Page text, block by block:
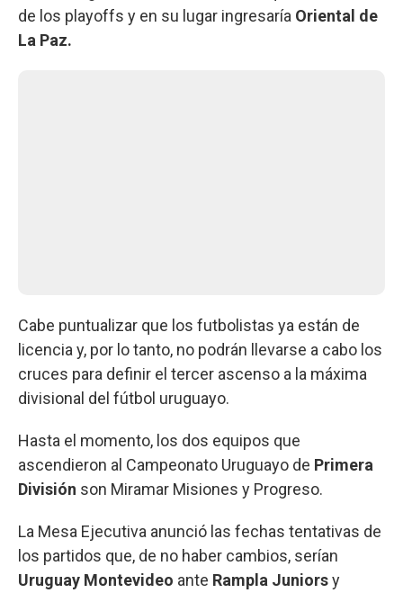
de los playoffs y en su lugar ingresaría Oriental de
La Paz.
Cabe puntualizar que los futbolistas ya están de
licencia y, por lo tanto, no podrán llevarse a cabo los
cruces para definir el tercer ascenso a la máxima
divisional del fútbol uruguayo.
Hasta el momento, los dos equipos que
ascendieron al Campeonato Uruguayo de Primera
División son Miramar Misiones y Progreso.
La Mesa Ejecutiva anunció las fechas tentativas de
los partidos que, de no haber cambios, serían
Uruguay Montevideo ante Rampla Juniorsy